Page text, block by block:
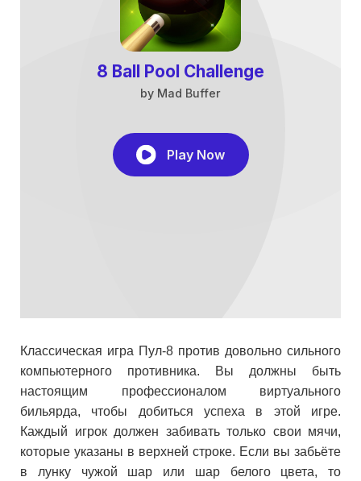
Классическая игра Пул-8 против довольно сильного
компьютерного противника. Вы должны быть
настоящим профессионалом виртуального
бильярда, чтобы добиться успеха в этой игре.
Каждый игрок должен забивать только свои мячи,
которые указаны в верхней строке. Если вы забьёте
в лунку чужой шар или шар белого цвета, то